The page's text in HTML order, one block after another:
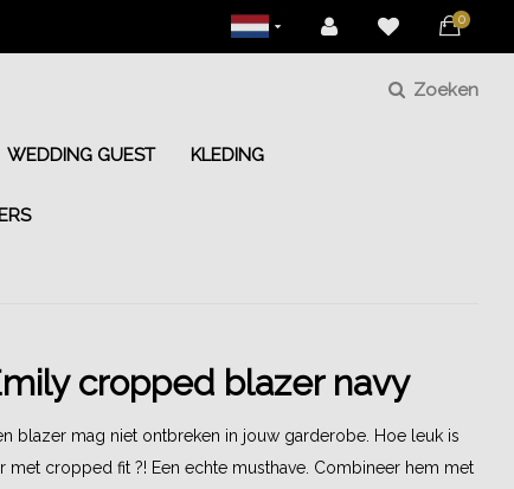
0
Zoeken
WEDDING GUEST KLEDING
cropped blazer navy
blazer mag niet ontbreken in jouw garderobe. Hoe leuk is
met cropped fit ?! Een echte musthave. Combineer hem met